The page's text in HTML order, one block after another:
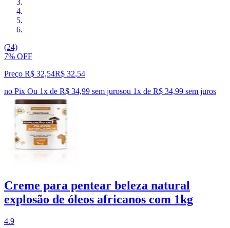
(24)
7% OFF
Preço R$ 32,54R$ 32,54
no Pix Ou 1x de R$ 34,99 sem jurosou 1x de R$ 34,99 sem juros
Creme para pentear beleza natural
explosão de óleos africanos com 1kg
4.9